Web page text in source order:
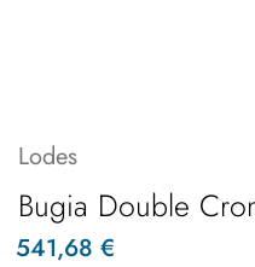
Lodes
Bugia Double
541,68 €